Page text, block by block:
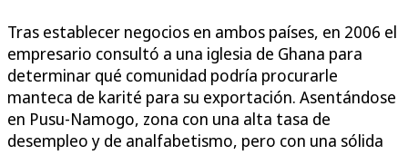
Tras establecer negocios en ambos países, en 2006 el
empresario consultó a una iglesia de Ghana para
determinar qué comunidad podría procurarle
manteca de karité para su exportación. Asentándose
en Pusu-Namogo, zona con una alta tasa de
desempleo y de analfabetismo, pero con una sólida